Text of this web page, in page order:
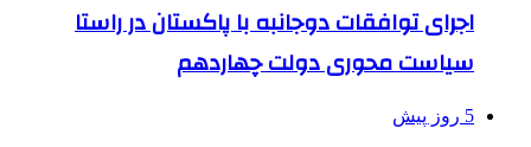
اجرای توافقات دوجانبه با پاکستان در راستا
سیاست محوری دولت چهاردهم
5 روز پیش